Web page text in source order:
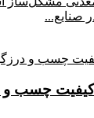
صنایع...
چسب و